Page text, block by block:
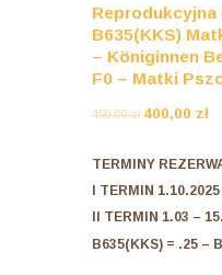
Reprodukcyjna
B635(KKS)
– Königinnen
F0 – Matki
450,00zł Pierwotna
wynosiła:
400,00 zł
TERMINY
I TERMIN
II TERMIN 1.03 –
B635(KKS) = .25 –